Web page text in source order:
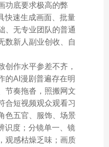
功底要求极高的弊
快速生成画面、批量
、无专业团队的普通
数新人副业创收、自
创作水平参差不齐，
的AI漫剧普遍存在明
节奏拖沓，照搬网文
合短视频观众观看习
色五官、服饰、场景
识度；分镜单一、镜
观感枯燥乏味；画质